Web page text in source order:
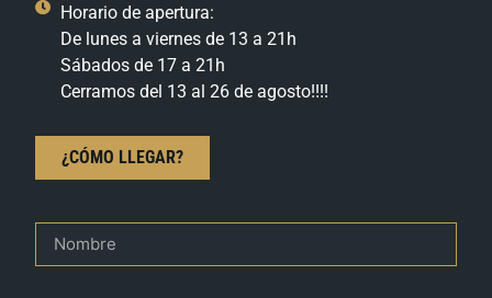
Horario de apertura:
De lunes a viernes de 13 a 21h
Sábados de 17 a 21h
Cerramos del 13 al 26 de agosto!!!!
¿CÓMO LLEGAR?